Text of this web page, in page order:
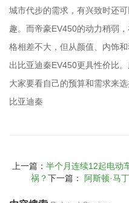
城市代步的需求，有兴致时还
趣。而帝豪EV450的动力稍弱
格相差不大，但从颜值、内饰
出比亚迪秦EV450更具性价比
大家要看自己的预算和需求来选
比亚迪秦
上一篇： 半个月连续12起电动
祸？下一篇： 阿斯顿·马